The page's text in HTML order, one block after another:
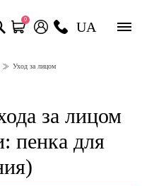
0 UA
Уход за лицом
за лицом
пенка для